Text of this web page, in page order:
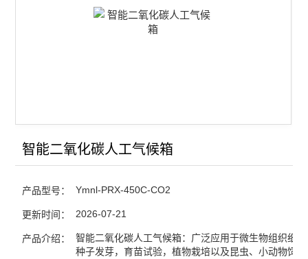
智能二氧化碳人工气候箱
低温冷光源植物光照箱
LED红蓝光植物生长箱
智能二氧化碳人工气候箱
产品型号： Ymnl-PRX-450C-CO2
更新时间： 2026-07-21
产品介绍：
智能二氧化碳人工气候箱：广泛应用于微生物组织细
种子发芽，育苗试验，植物栽培以及昆虫、小动物饲